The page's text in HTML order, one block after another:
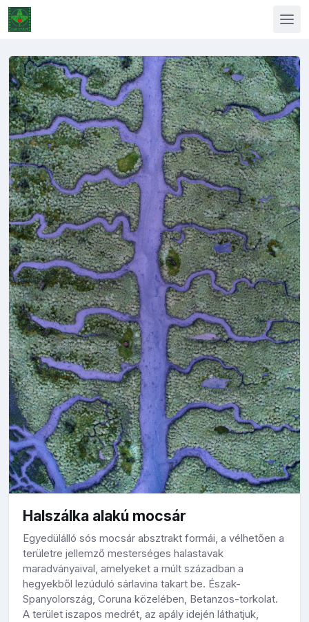
Halszálka alakú mocsár
Egyedülálló sós mocsár absztrakt formái, a vélhetően a
területre jellemző mesterséges halastavak
maradványaival, amelyeket a múlt században a
hegyekből lezúduló sárlavina takart be. Észak-
Spanyolország, Coruna közelében, Betanzos-torkolat.
A terület iszapos medrét, az apály idején láthatjuk,